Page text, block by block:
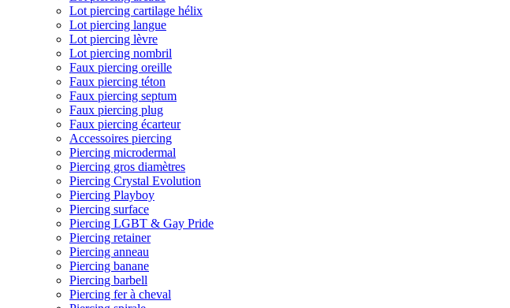
Lot piercing cartilage hélix
Lot piercing langue
Lot piercing lèvre
Lot piercing nombril
Faux piercing oreille
Faux piercing téton
Faux piercing septum
Faux piercing plug
Faux piercing écarteur
Accessoires piercing
Piercing microdermal
Piercing gros diamètres
Piercing Crystal Evolution
Piercing Playboy
Piercing surface
Piercing LGBT & Gay Pride
Piercing retainer
Piercing anneau
Piercing banane
Piercing barbell
Piercing fer à cheval